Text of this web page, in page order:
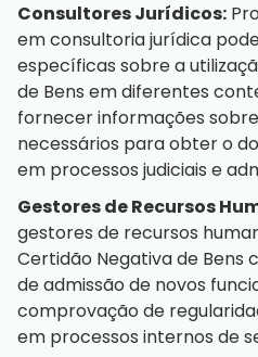
Consultores Jurídicos:
em consultoria jurídica
específicas sobre a
de Bens em diferentes
fornecer informações
necessários para obter o
em processos judiciais e
Gestores de Recursos
gestores de recursos
Certidão Negativa de Bens
de admissão de novos
comprovação de
em processos internos de